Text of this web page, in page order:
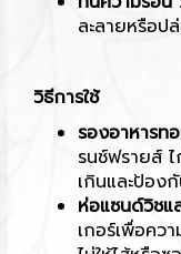
ละลายหรือป
วิธีการใช้
รองอาหารท
รนช์ฟรายส์
เกินและป้อง
ห่อแซนด์วิชแ
เกอร์เพื่อคว